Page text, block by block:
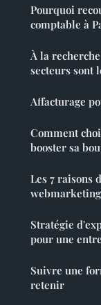
Pourquoi
comptable à
À la
secteurs sont
Affacturage
Comment
booster sa
Les 7 raisons
webmarketing
Stratégie
pour une
Suivre une
retenir